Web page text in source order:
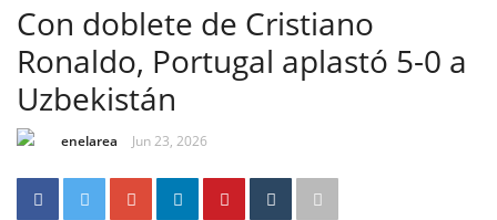
Con doblete de Cristiano
Ronaldo, Portugal aplastó 5-0 a
Uzbekistán
enelarea Jun 23, 2026